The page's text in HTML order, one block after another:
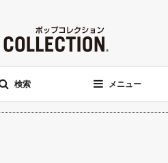
検索 メニュー